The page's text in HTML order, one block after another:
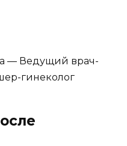
— Ведущий врач-
гинеколог